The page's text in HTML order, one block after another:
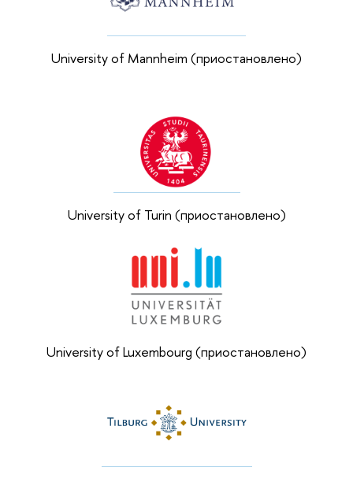
University of Mannheim (приостановлено)
University of Turin (приостановлено)
University of Luxembourg (приостановлено)